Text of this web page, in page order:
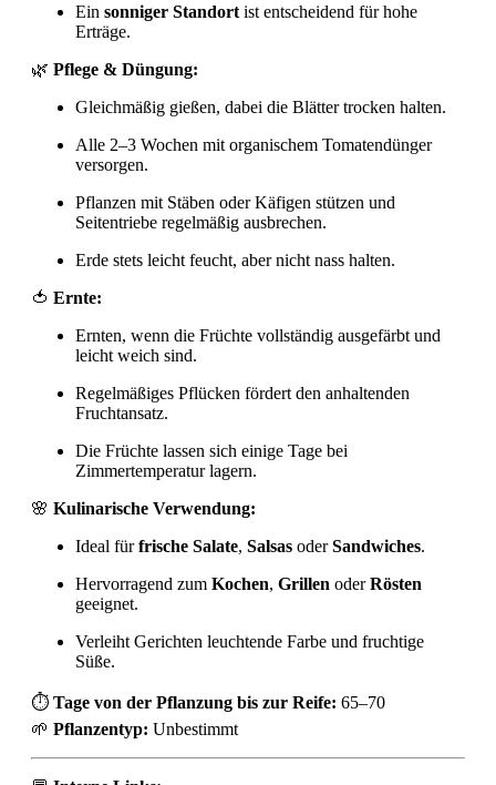
Ein sonniger Standort ist entscheidend für hohe
Erträge.
🌿 Pflege & Düngung:
Gleichmäßig gießen, dabei die Blätter trocken halten.
Alle 2–3 Wochen mit organischem Tomatendünger
versorgen.
Pflanzen mit Stäben oder Käfigen stützen und
Seitentriebe regelmäßig ausbrechen.
Erde stets leicht feucht, aber nicht nass halten.
🍅 Ernte:
Ernten, wenn die Früchte vollständig ausgefärbt und
leicht weich sind.
Regelmäßiges Pflücken fördert den anhaltenden
Fruchtansatz.
Die Früchte lassen sich einige Tage bei
Zimmertemperatur lagern.
🌸 Kulinarische Verwendung:
Ideal fürfrische Salate, Salsas oderSandwiches.
Hervorragend zum Kochen, Grillen oderRösten
geeignet.
Verleiht Gerichten leuchtende Farbe und fruchtige
Süße.
⏱ Tage von der Pflanzung bis zur Reife: 65–70
🌱 Pflanzentyp: Unbestimmt